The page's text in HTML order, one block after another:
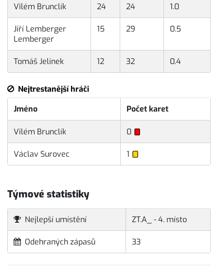
Vilém Brunclík 24 24 1.0
Jiří Lemberger
Lemberger
15 29 0.5
Tomáš Jelínek 12 32 0.4
Nejtrestanější hráči
Jméno
Počet karet
Vilém Brunclík 0
Václav Surovec 1
Týmové statistiky
Nejlepší umístění ZT.A_ - 4. místo
Odehraných zápasů 33